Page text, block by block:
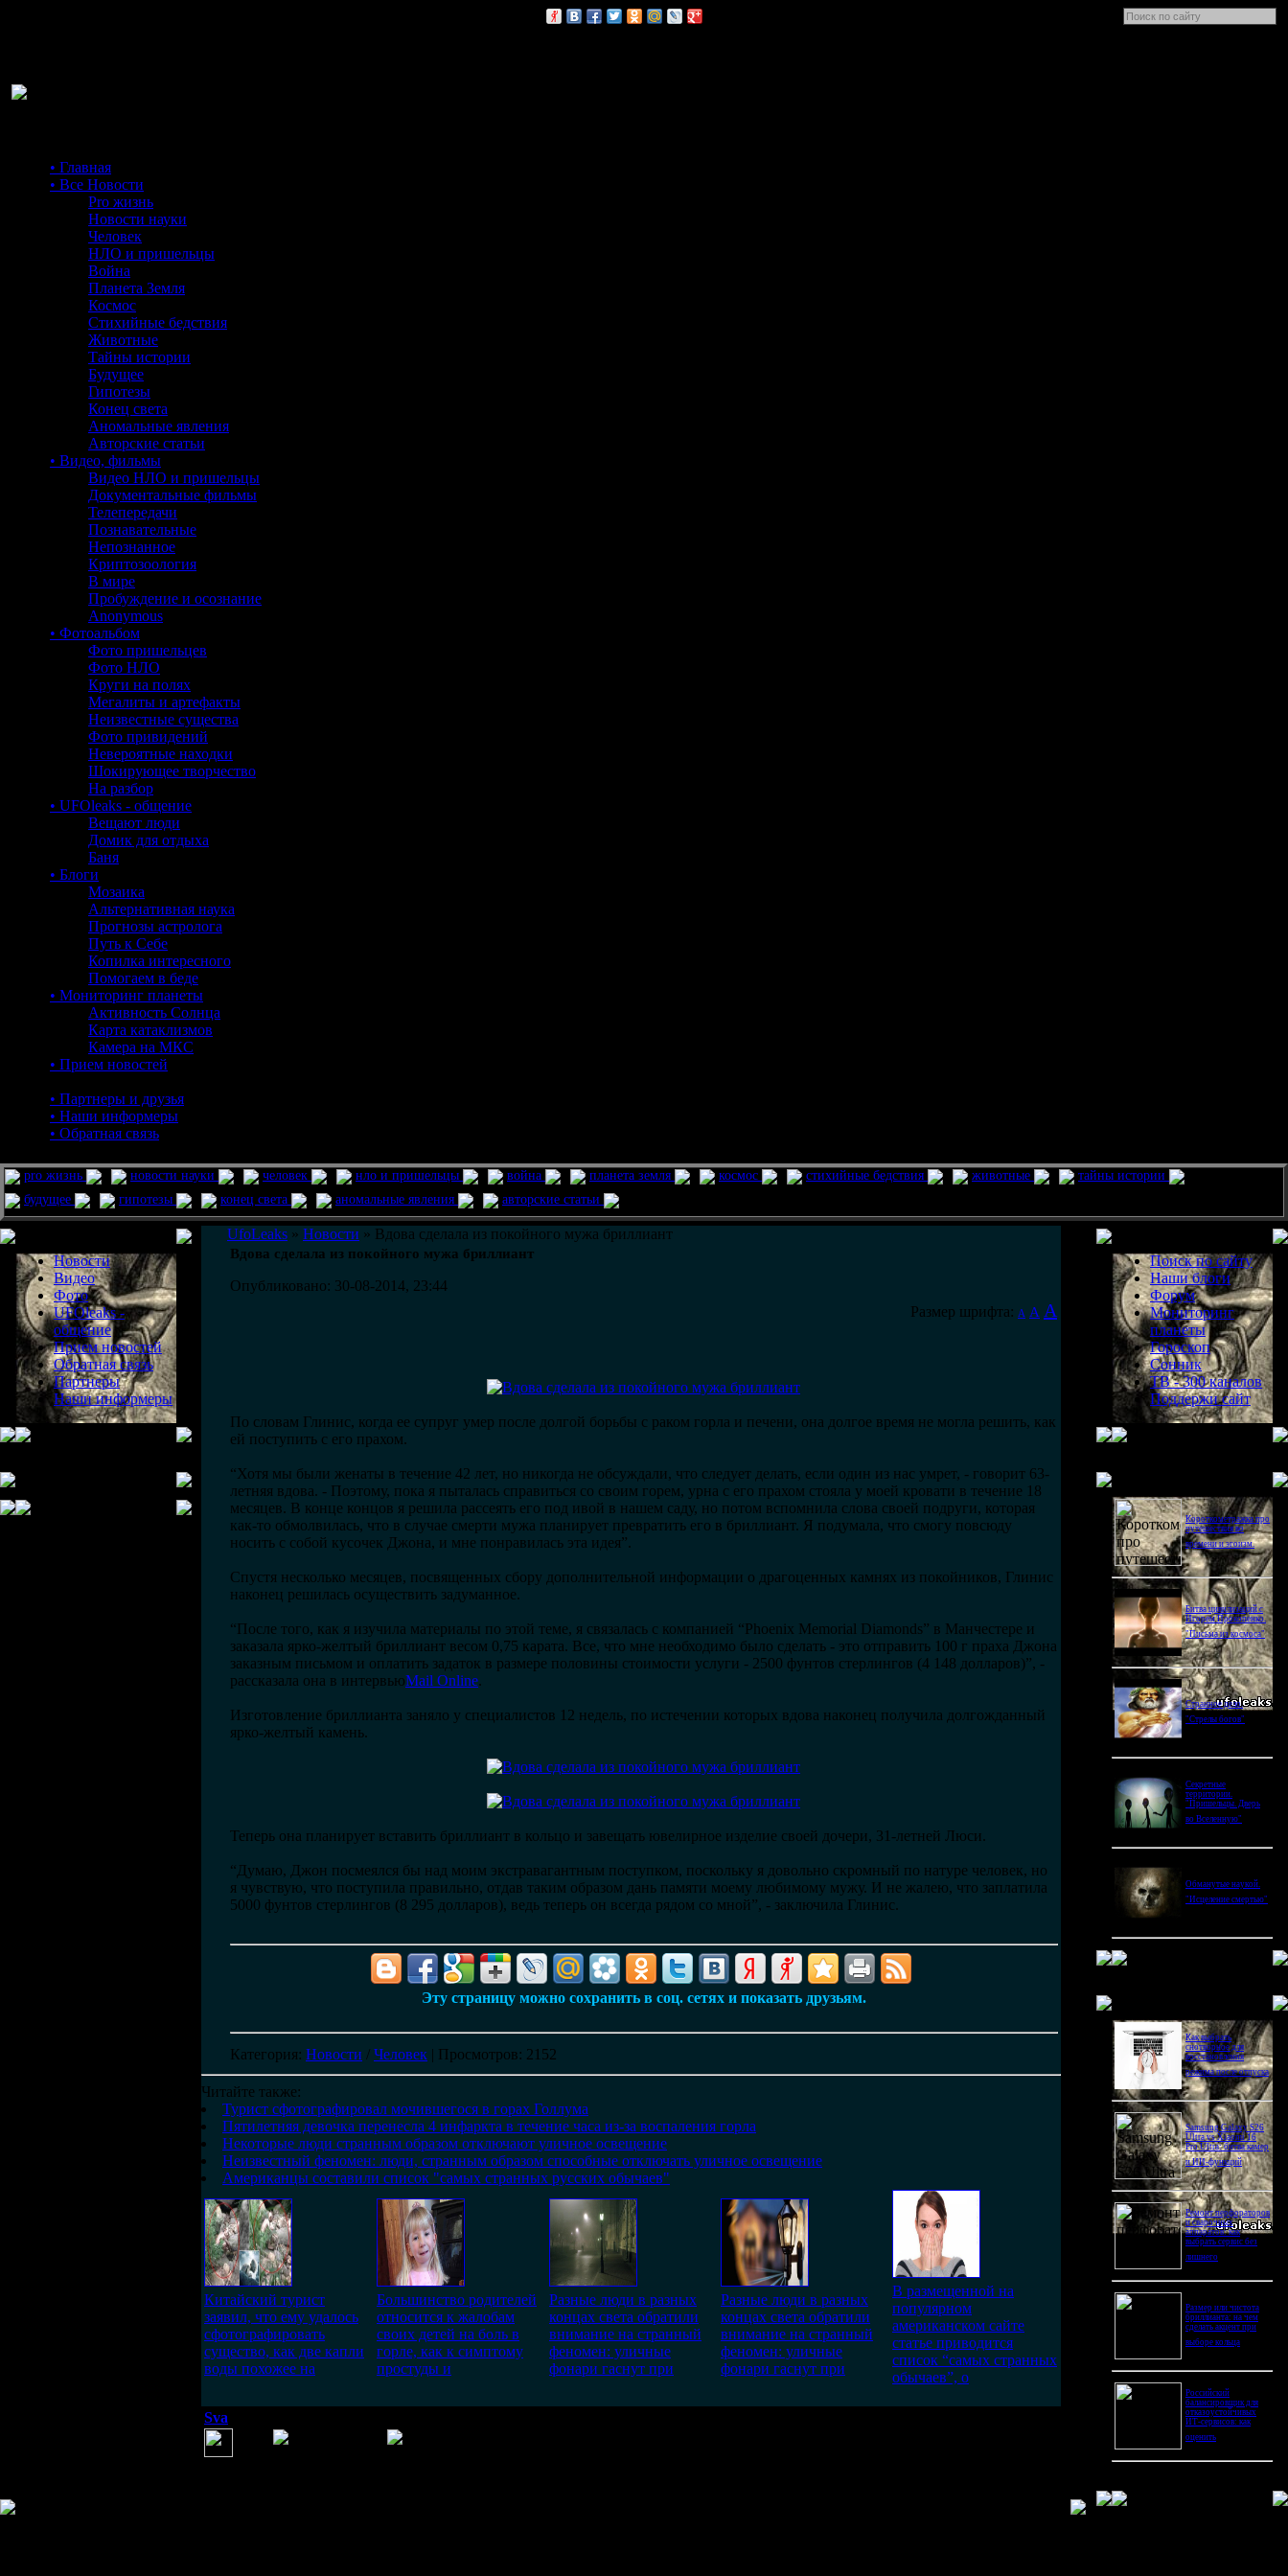
• Главная
• Все Новости
Pro жизнь
Новости науки
Человек
НЛО и пришельцы
Война
Планета Земля
Космос
Стихийные бедствия
Животные
Тайны истории
Будущее
Гипотезы
Конец света
Аномальные явления
Авторские статьи
• Видео, фильмы
Видео НЛО и пришельцы
Документальные фильмы
Телепередачи
Познавательные
Непознанное
Криптозоология
В мире
Пробуждение и осознание
Anonymous
• Фотоальбом
Фото пришельцев
Фото НЛО
Круги на полях
Мегалиты и артефакты
Неизвестные существа
Фото привидений
Невероятные находки
Шокирующее творчество
На разбор
• UFOleaks - общение
Вещают люди
Домик для отдыха
Баня
• Блоги
Мозаика
Альтернативная наука
Прогнозы астролога
Путь к Себе
Копилка интересного
Помогаем в беде
• Мониторинг планеты
Активность Солнца
Карта катаклизмов
Камера на МКС
• Прием новостей
• Партнеры и друзья
• Наши информеры
• Обратная связь
pro жизнь новости науки человек нло и пришельцы война планета земля космос стихийные бедствия животные
тайны истории
будущее
гипотезы конец света аномальные явления авторские статьи
Новости
Видео
Фото
UFOleaks -
общение
Прием новостей
Обратная связь
Партнеры
Наши информеры
UfoLeaks » Новости » Вдова сделала из покойного мужа бриллиант
Вдова сделала из покойного мужа бриллиант
Опубликовано: 30-08-2014, 23:44
Размер шрифта: A A A
По словам Глинис, когда ее супруг умер после долгой борьбы с раком горла и печени, она долгое время не могла решить, как
ей поступить с его прахом.
“Хотя мы были женаты в течение 42 лет, но никогда не обсуждали, что следует делать, если один из нас умрет, - говорит 63-
летняя вдова. - Поэтому, пока я пыталась справиться со своим горем, урна с его прахом стояла у моей кровати в течение 18
месяцев. В конце концов я решила рассеять его под ивой в нашем саду, но потом вспомнила слова своей подруги, которая
как-то обмолвилась, что в случае смерти мужа планирует превратить его в бриллиант. Я подумала, что смогу повсюду
носить с собой кусочек Джона, и мне понравилась эта идея”.
Спустя несколько месяцев, посвященных сбору дополнительной информации о драгоценных камнях из покойников, Глинис
наконец решилась осуществить задуманное.
“После того, как я изучила материалы по этой теме, я связалась с компанией “Phoenix Memorial Diamonds” в Манчестере и
заказала ярко-желтый бриллиант весом 0,75 карата. Все, что мне необходимо было сделать - это отправить 100 г праха Джона
заказным письмом и оплатить задаток в размере половины стоимости услуги - 2500 фунтов стерлингов (4 148 долларов)”, -
рассказала она в интервьюMail Online.
Изготовление бриллианта заняло у специалистов 12 недель, по истечении которых вдова наконец получила долгожданный
ярко-желтый камень.
Теперь она планирует вставить бриллиант в кольцо и завещать ювелирное изделие своей дочери, 31-летней Люси.
“Думаю, Джон посмеялся бы над моим экстравагантным поступком, поскольку я довольно скромный по натуре человек, но
я чувствую, что поступила правильно, отдав таким образом дань памяти моему любимому мужу. И не жалею, что заплатила
5000 фунтов стерлингов (8 295 долларов), ведь теперь он всегда рядом со мной”, - заключила Глинис.
Эту страницу можно сохранить в соц. сетях и показать друзьям.
Категория: Новости / Человек | Просмотров: 2152
Читайте также:
Турист сфотографировал мочившегося в горах Голлума
Пятилетняя девочка перенесла 4 инфаркта в течение часа из-за воспаления горла
Некоторые люди странным образом отключают уличное освещение
Неизвестный феномен: люди, странным образом способные отключать уличное освещение
Американцы составили список "самых странных русских обычаев"
Китайский турист
заявил, что ему удалось
сфотографировать
существо, как две капли
воды похожее на
Большинство родителей
относится к жалобам
своих детей на боль в
горле, как к симптому
простуды и
Разные люди в разных
концах света обратили
внимание на странный
феномен: уличные
фонари гаснут при
Разные люди в разных
концах света обратили
внимание на странный
феномен: уличные
фонари гаснут при
В размещенной на
популярном
американском сайте
статье приводится
список “самых странных
обычаев”, о
Sva
Поиск по сайту
Наши блоги
Форум
Мониторинг
планеты
Гороскоп
Сонник
ТВ - 300 каналов
Поддержи сайт
Короткометражка про
путешествия во
времени и эгоизм.
Битва цивилизаций с
Игорем Прокопенко.
"Письма из космоса"
Странное дело.
"Стрелы богов"
Секретные
территории.
"Пришельцы. Дверь
во Вселенную"
Обманутые наукой.
"Исцеление смертью"
Как выбрать
снотворное для
восстановления
режима после отпуска
Samsung Galaxy S26
Ultra vs Xiaomi 16
Pro Ultra: битва камер
и ИИ-функций
Ремонт перфораторов
и сварочных
аппаратов: как
выбрать сервис без
лишнего
Размер или чистота
бриллианта: на чем
сделать акцент при
выборе кольца
Российский
балансировщик для
отказоустойчивых
ИТ-сервисов: как
оценить